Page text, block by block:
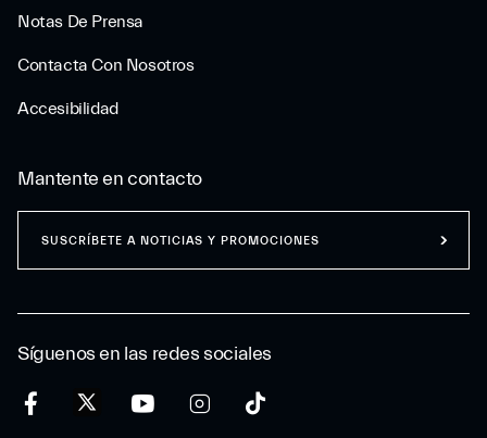
Notas De Prensa
Contacta Con Nosotros
Accesibilidad
Síguenos en las redes sociales
Mantente en contacto
SUSCRÍBETE A NOTICIAS Y PROMOCIONES